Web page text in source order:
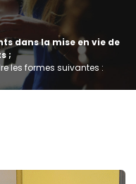
dans la mise en vie de
;
les formes suivantes :